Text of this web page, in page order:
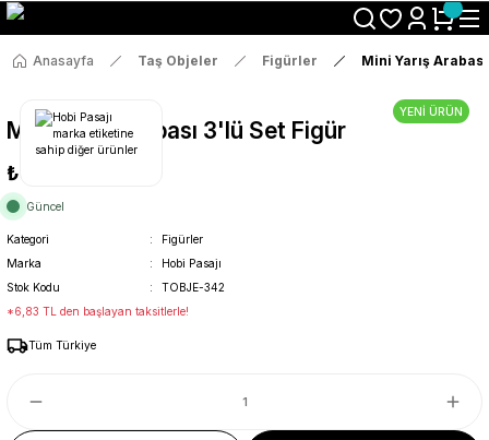
Size Özel "HG10" Koduyla Sepette Hemen %10 İndirimi Kaçırma
Anasayfa Taş Objeler Figürler Mini Yarış
YENİ ÜRÜN
Mini Yarış Arabası 3'lü Set Figür
₺36
Güncel
Kategori
Figürler
Marka
Hobi Pasajı
Stok Kodu
TOBJE-342
*6,83 TL den başlayan taksitlerle!
Tüm Türkiye